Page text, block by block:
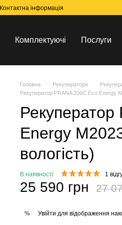
Контактна інформація
Комплектуючі Послуги
Головна Рекуператори
Рекуператор PRANA 200C Eco Energy
Рекуператор
Energy
вологість)
В наявності 1
25 590 грн 27
% Увійти для відображення